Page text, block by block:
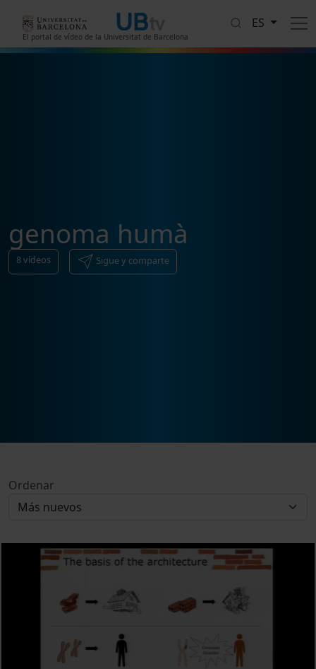
El portal de vídeo de la Universitat de Barcelona
ES
genoma humà
8vídeos Sigue y comparte
Ordenar